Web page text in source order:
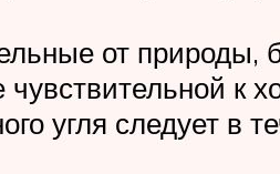
от природы,
к
угля следует в